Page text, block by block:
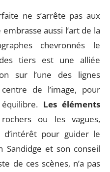
ne s’arrête pas aux
aussi l’art de la
chevronnés le
tiers est une alliée
sur l’une des lignes
de l’image, pour
Les éléments
ou les vagues,
pour guider le
Sandidge et son conseil
de ces scènes, n’a pas